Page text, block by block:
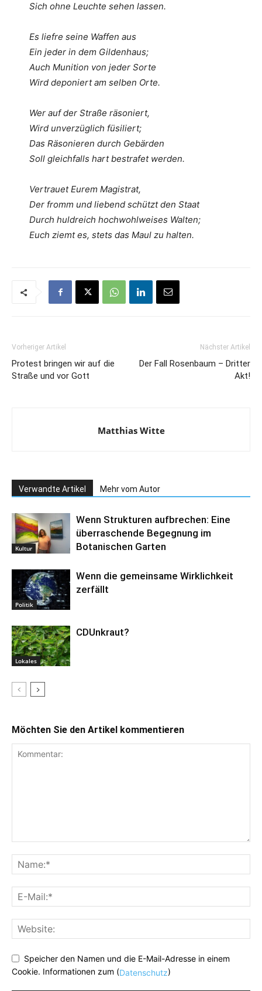
Sich ohne Leuchte sehen lassen.
Es liefre seine Waffen aus
Ein jeder in dem Gildenhaus;
Auch Munition von jeder Sorte
Wird deponiert am selben Orte.
Wer auf der Straße räsoniert,
Wird unverzüglich füsiliert;
Das Räsonieren durch Gebärden
Soll gleichfalls hart bestrafet werden.
Vertrauet Eurem Magistrat,
Der fromm und liebend schützt den Staat
Durch huldreich hochwohlweises Walten;
Euch ziemt es, stets das Maul zu halten.
Vorheriger Artikel
Protest bringen wir auf die
Straße und vor Gott
Nächster Artikel
Der Fall Rosenbaum – Dritter
Akt!
Matthias Witte
Verwandte Artikel Mehr vom Autor
Kultur
Wenn Strukturen aufbrechen: Eine
überraschende Begegnung im
Botanischen Garten
Politik
Wenn die gemeinsame Wirklichkeit
zerfällt
Lokales
CDUnkraut?
Möchten Sie den Artikel kommentieren
Speicher den Namen und die E-Mail-Adresse in einem
Cookie. Informationen zum (Datenschutz)